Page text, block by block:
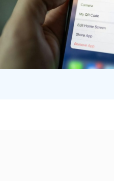
O que é plataforma
digital, como
quais são os tipos?
[guia]